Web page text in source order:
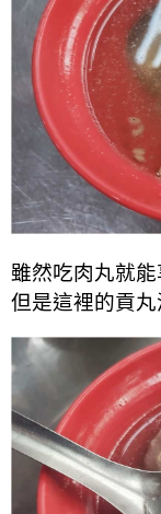
雖然吃肉丸就
但是這裡的貢